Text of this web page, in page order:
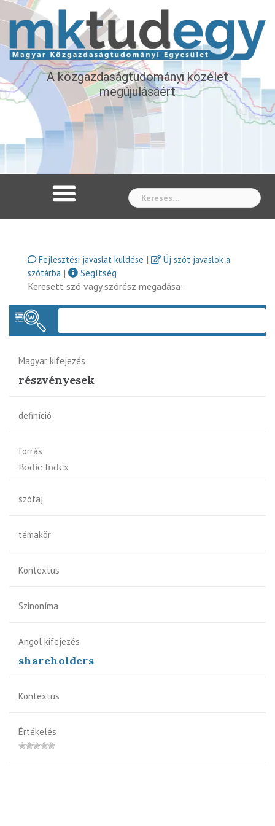
A közgazdaságtudományi közélet
megújulásáért
Fejlesztési javaslat küldése |
Új szót javaslok a
szótárba |
Segítség
Keresett szó vagy szórész megadása:
Magyar kifejezés
részvényesek
definíció
forrás
Bodie Index
szófaj
témakör
Kontextus
Szinoníma
Angol kifejezés
shareholders
Kontextus
Értékelés